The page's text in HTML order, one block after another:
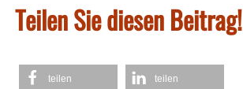
Teilen Sie diesen Beitrag!
teilen teilen